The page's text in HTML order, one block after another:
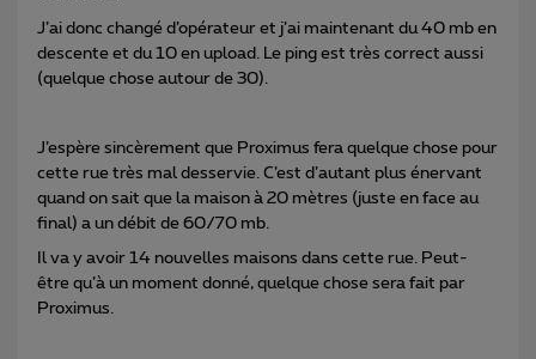
J’ai donc changé d’opérateur et j’ai maintenant du 40 mb en
descente et du 10 en upload. Le ping est très correct aussi
(quelque chose autour de 30).
J’espère sincèrement que Proximus fera quelque chose pour
cette rue très mal desservie. C’est d’autant plus énervant
quand on sait que la maison à 20 mètres (juste en face au
final) a un débit de 60/70 mb.
Il va y avoir 14 nouvelles maisons dans cette rue. Peut-
être qu’à un moment donné, quelque chose sera fait par
Proximus.